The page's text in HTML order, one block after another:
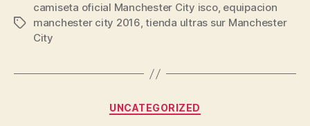
Etiquetas
camiseta oficial Manchester City isco, equipacion
manchester city 2016,tienda ultras sur Manchester
City
Categorías
UNCATEGORIZED